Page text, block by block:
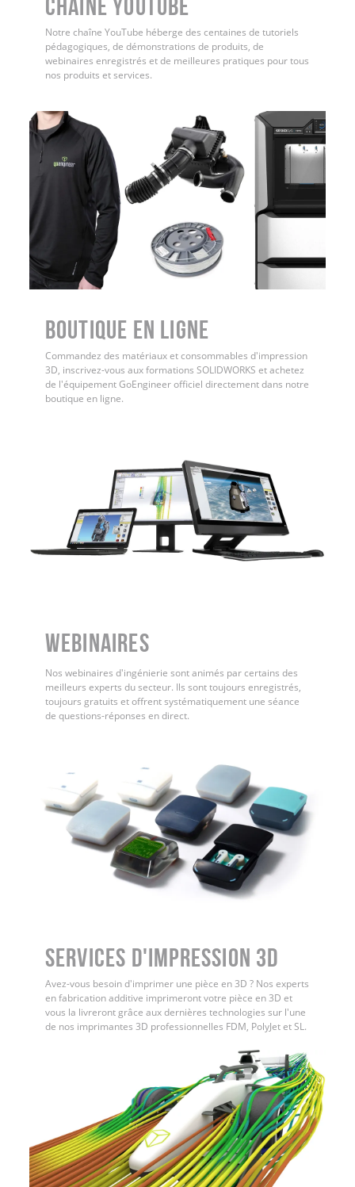
Chaîne YouTube
Notre chaîne YouTube héberge des centaines de tutoriels
pédagogiques, de démonstrations de produits, de
webinaires enregistrés et de meilleures pratiques pour tous
nos produits et services.
Boutique en ligne
Commandez des matériaux et consommables d'impression
3D, inscrivez-vous aux formations SOLIDWORKS et achetez
de l'équipement GoEngineer officiel directement dans notre
boutique en ligne.
WEBINAIRES
Nos webinaires d'ingénierie sont animés par certains des
meilleurs experts du secteur. Ils sont toujours enregistrés,
toujours gratuits et offrent systématiquement une séance
de questions-réponses en direct.
Services d'impression 3D
Avez-vous besoin d'imprimer une pièce en 3D ? Nos experts
en fabrication additive imprimeront votre pièce en 3D et
vous la livreront grâce aux dernières technologies sur l'une
de nos imprimantes 3D professionnelles FDM, PolyJet et SL.